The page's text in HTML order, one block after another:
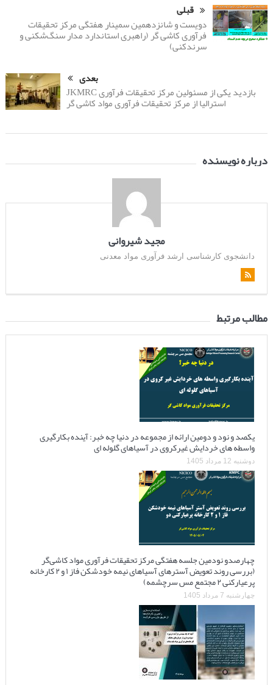
قبلی
دویست و شانزدهمین سمینار هفتگی مرکز تحقیقات
فرآوری کاشی گر (راهبری استاندارد مدار سنگ‌شکنی و
سرندکنی)
بعدی
بازدید یکی از مسئولین مرکز تحقیقات فرآوری JKMRC
استرالیا از مرکز تحقیقات فرآوری مواد کاشی گر
درباره نویسنده
مجید شیروانی
دانشجوی کارشناسی ارشد فرآوری مواد معدنی
مطالب مرتبط
یکصد و نود و دومین ارائه از مجموعه در دنیا چه خبر: آینده بکارگیری
واسطه های خردایش غیرکروی در آسیاهای گلوله ای
دوشنبه 12 مرداد 1405
چهارصدو نودمین جلسه هفتگی مرکز تحقیقات فرآوری مواد کاشی‌گر
(بررسی روند تعویض آسترهای آسیاهای نیمه خودشکن فاز ۱ و ۲ کارخانه
پرعیارکنی ۲ مجتمع مس سرچشمه)
چهارشنبه 7 مرداد 1405